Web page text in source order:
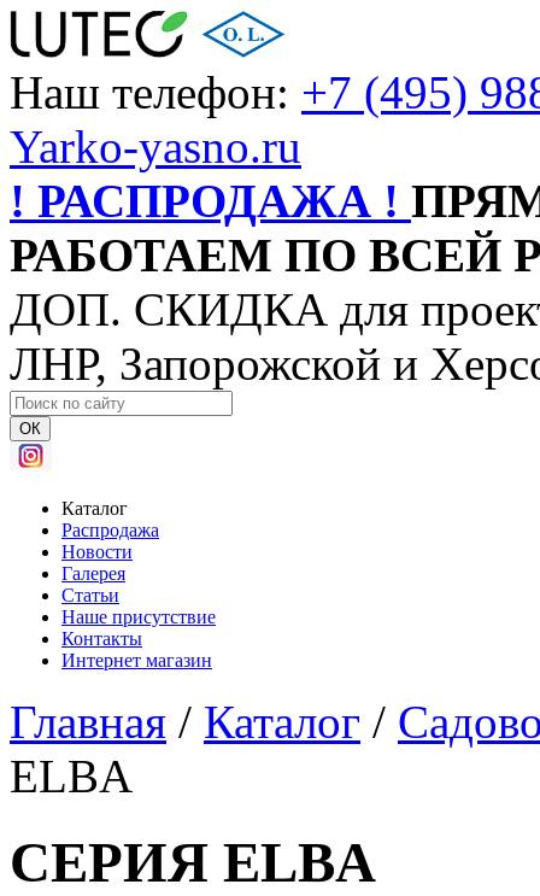
Наш телефон: +7 (495)
Yarko-yasno.ru
! РАСПРОДАЖА !
РАБОТАЕМ ПО ВСЕЙ
ДОП. СКИДКА для
ЛНР, Запорожской и
ОК
Каталог
Распродажа
Новости
Галерея
Статьи
Наше присутствие
Контакты
Интернет магазин
Главная / Каталог /
ELBA
СЕРИЯ ELBA